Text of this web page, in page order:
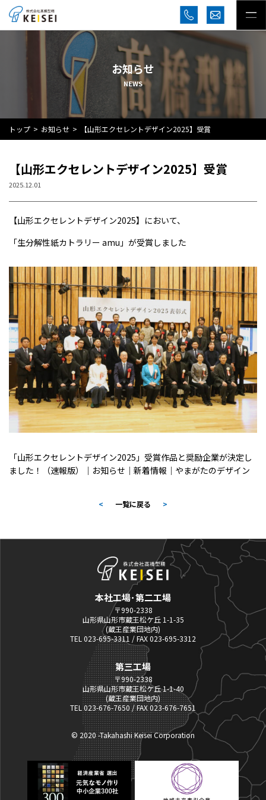
お知らせ
NEWS
トップ お知らせ 【山形エクセレントデザイン2025】受賞
【山形エクセレントデザイン2025】受賞
2025.12.01
【山形エクセレントデザイン2025】において、
「生分解性紙カトラリー amu」が受賞しました
「山形エクセレントデザイン2025」受賞作品と奨励企業が決定し
ました！（速報版）｜お知らせ｜新着情報｜やまがたのデザイン
< 一覧に戻る >
本社工場･第二工場
〒990-2338
山形県山形市蔵王松ケ丘 1-1-35
(蔵王産業団地内)
TEL 023-695-3311 / FAX 023-695-3312
第三工場
〒990-2338
山形県山形市蔵王松ケ丘 1-1-40
(蔵王産業団地内)
TEL 023-676-7650 / FAX 023-676-7651
© 2020 -Takahashi Keisei Corporation